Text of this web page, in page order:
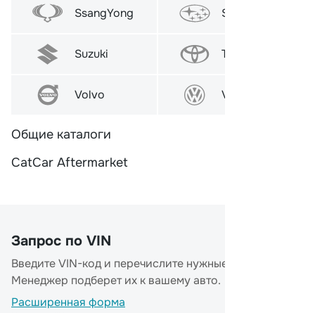
SsangYong Subaru
Suzuki Toyota
Volvo VW
Общие каталоги
CatCar Aftermarket
Запрос по VIN
Введите VIN-код и перечислите нужные детали.
Менеджер подберет их к вашему авто.
Расширенная форма